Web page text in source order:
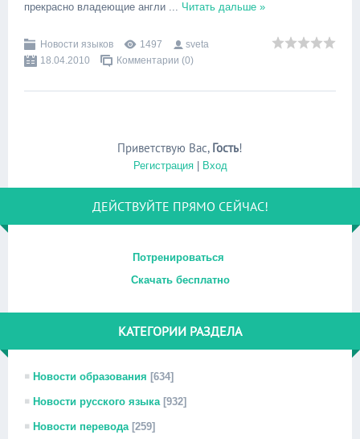
прекрасно владеющие англи ... Читать дальше »
Новости языков 1497
sveta
18.04.2010
Комментарии (0)
Приветствую Вас, Гость!
Регистрация| Вход
ДЕЙСТВУЙТЕ ПРЯМО СЕЙЧАС!
Потренироваться
Скачать бесплатно
КАТЕГОРИИ РАЗДЕЛА
Новости образования [634]
Новости русского языка [932]
Новости перевода [259]